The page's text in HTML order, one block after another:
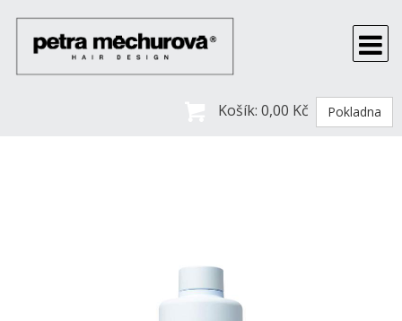
Košík: 0,00 Kč Pokladna